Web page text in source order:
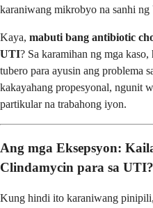
karaniwang mikrobyo na sanhi
Kaya, mabuti bang antibiotic
UTI? Sa karamihan ng mga
tubero para ayusin ang problema
kakayahang propesyonal, ngunit
partikular na trabahong iyon.
Ang mga Eksepsyon:
Clindamycin para sa UTI?
Kung hindi ito karaniwang